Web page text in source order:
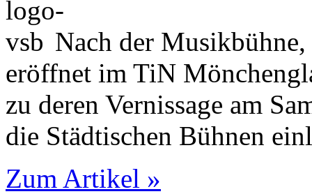
Nach der
eröffnet im TiN
zu deren Vernissage am
die Städtischen Bühnen
Zum Artikel »